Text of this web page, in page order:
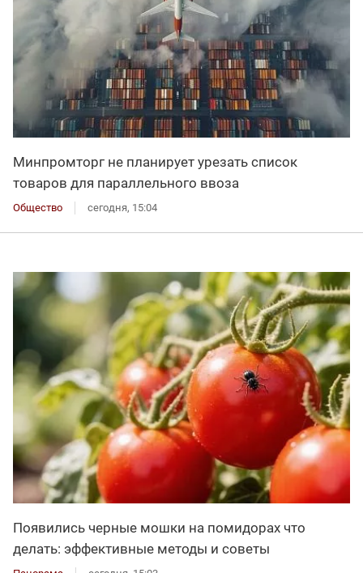
Минпромторг не планирует урезать список
товаров для параллельного ввоза
Общество сегодня, 15:04
Появились черные мошки на помидорах что
делать: эффективные методы и советы